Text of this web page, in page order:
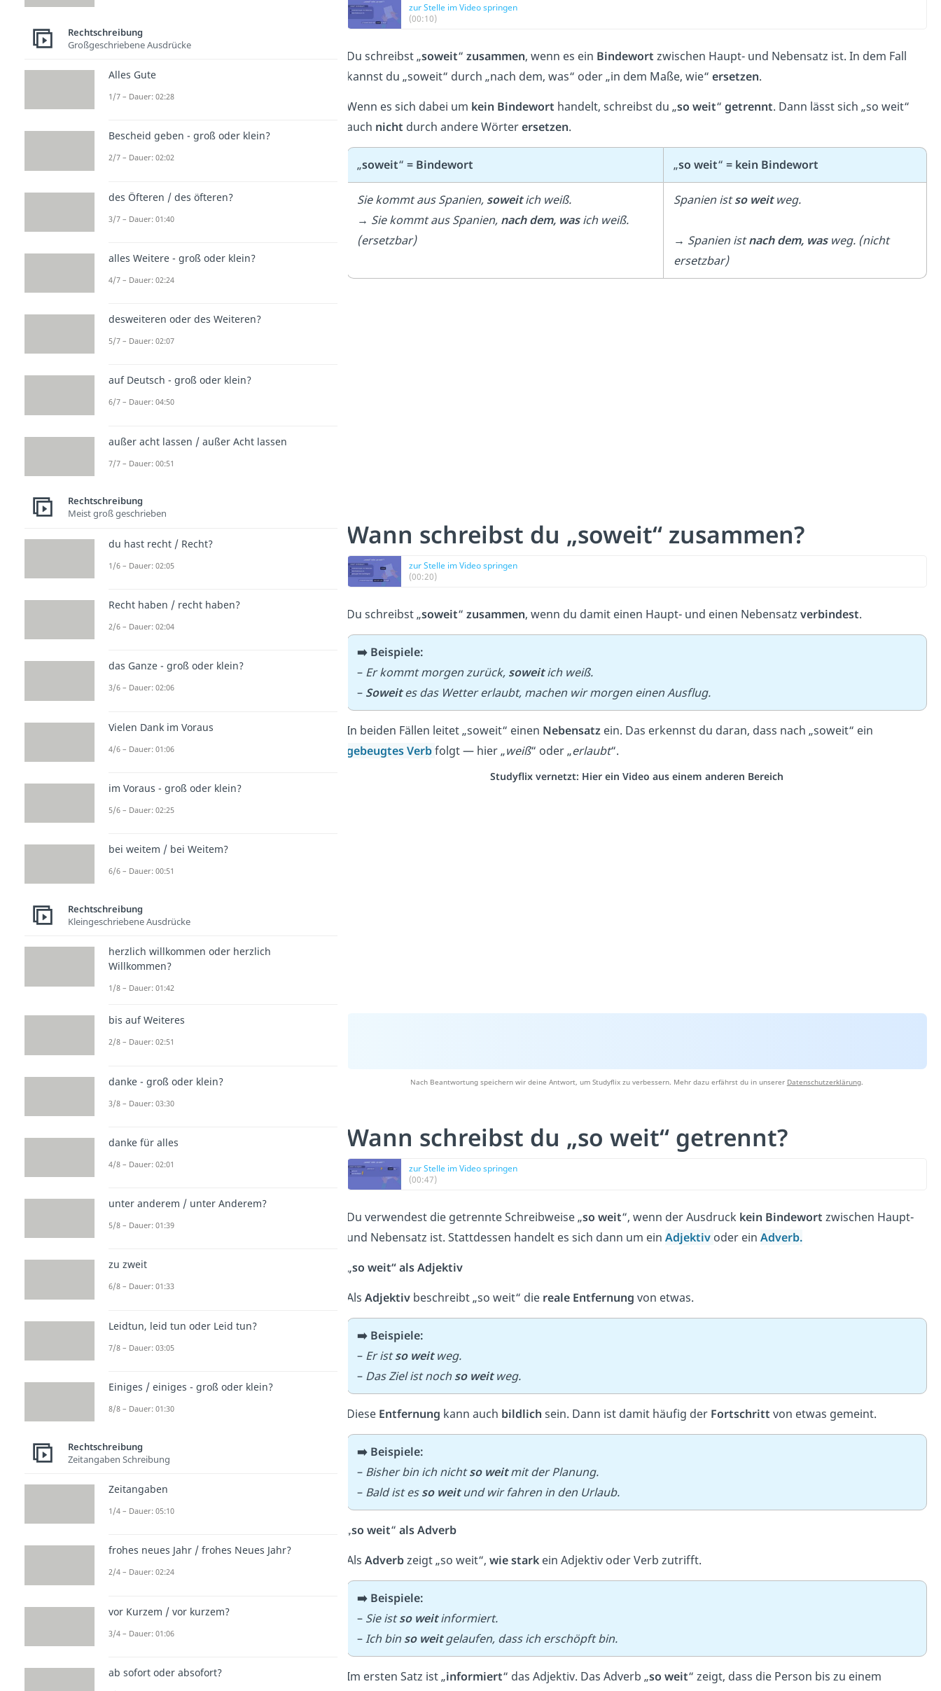
zur Stelle im Video springen
(00:10)
Du schreibst „soweit“ zusammen, wenn es ein Bindewort zwischen Haupt- und Nebensatz ist. In dem Fall
kannst du „soweit“ durch „nach dem, was“ oder „in dem Maße, wie“ ersetzen.
Wenn es sich dabei um kein Bindewort handelt, schreibst du „so weit“ getrennt. Dann lässt sich „so weit“
auch nicht durch andere Wörterersetzen.
„soweit“ = Bindewort „so weit“ = kein Bindewort
Sie kommt aus Spanien, soweitich weiß.
→ Sie kommt aus Spanien, nach dem, wasich weiß.
(ersetzbar)
Spanien istso weitweg.
→ Spanien istnach dem, wasweg. (nicht
ersetzbar)
Wann schreibst du „soweit“ zusammen?
zur Stelle im Video springen
(00:20)
Du schreibst „soweit“ zusammen, wenn du damit einen Haupt- und einen Nebensatz verbindest.
➡️ Beispiele:
– Er kommt morgen zurück, soweitich weiß.
– Soweites das Wetter erlaubt, machen wir morgen einen Ausflug.
In beiden Fällen leitet „soweit“ einen Nebensatzein. Das erkennst du daran, dass nach „soweit“ ein
gebeugtes Verbfolgt — hier „weiß“ oder „erlaubt“.
Studyflix vernetzt: Hier ein Video aus einem anderen Bereich
Nach Beantwortung speichern wir deine Antwort, um Studyflix zu verbessern. Mehr dazu erfährst du in unserer Datenschutzerklärung.
Wann schreibst du „so weit“ getrennt?
zur Stelle im Video springen
(00:47)
Du verwendest die getrennte Schreibweise „so weit“, wenn der Ausdruck kein Bindewort zwischen Haupt-
und Nebensatz ist. Stattdessen handelt es sich dann um ein Adjektiv oder ein Adverb.
„so weit“ als Adjektiv
Als Adjektivbeschreibt „so weit“ die reale Entfernung von etwas.
➡️ Beispiele:
– Er istso weitweg.
– Das Ziel ist noch so weitweg.
Diese Entfernung kann auch bildlich sein. Dann ist damit häufig der Fortschritt von etwas gemeint.
➡️ Beispiele:
– Bisher bin ich nichtso weitmit der Planung.
– Bald ist esso weitund wir fahren in den Urlaub.
„so weit“ als Adverb
Als Adverbzeigt „so weit“, wie starkein Adjektiv oder Verb zutrifft.
➡️ Beispiele:
– Sie istso weitinformiert.
–Ich bin so weitgelaufen, dass ich erschöpft bin.
Im ersten Satz ist „informiert“ das Adjektiv. Das Adverb „so weit“ zeigt, dass die Person bis zu einem
Rechtschreibung
Großgeschriebene Ausdrücke
Alles Gute
1/7 – Dauer: 02:28
Bescheid geben - groß oder klein?
2/7 – Dauer: 02:02
des Öfteren / des öfteren?
3/7 – Dauer: 01:40
alles Weitere - groß oder klein?
4/7 – Dauer: 02:24
desweiteren oder des Weiteren?
5/7 – Dauer: 02:07
auf Deutsch - groß oder klein?
6/7 – Dauer: 04:50
außer acht lassen / außer Acht lassen
7/7 – Dauer: 00:51
Rechtschreibung
Meist groß geschrieben
du hast recht / Recht?
1/6 – Dauer: 02:05
Recht haben / recht haben?
2/6 – Dauer: 02:04
das Ganze - groß oder klein?
3/6 – Dauer: 02:06
Vielen Dank im Voraus
4/6 – Dauer: 01:06
im Voraus - groß oder klein?
5/6 – Dauer: 02:25
bei weitem / bei Weitem?
6/6 – Dauer: 00:51
Rechtschreibung
Kleingeschriebene Ausdrücke
herzlich willkommen oder herzlich
Willkommen?
1/8 – Dauer: 01:42
bis auf Weiteres
2/8 – Dauer: 02:51
danke - groß oder klein?
3/8 – Dauer: 03:30
danke für alles
4/8 – Dauer: 02:01
unter anderem / unter Anderem?
5/8 – Dauer: 01:39
zu zweit
6/8 – Dauer: 01:33
Leidtun, leid tun oder Leid tun?
7/8 – Dauer: 03:05
Einiges / einiges - groß oder klein?
8/8 – Dauer: 01:30
Rechtschreibung
Zeitangaben Schreibung
Zeitangaben
1/4 – Dauer: 05:10
frohes neues Jahr / frohes Neues Jahr?
2/4 – Dauer: 02:24
vor Kurzem / vor kurzem?
3/4 – Dauer: 01:06
ab sofort oder absofort?